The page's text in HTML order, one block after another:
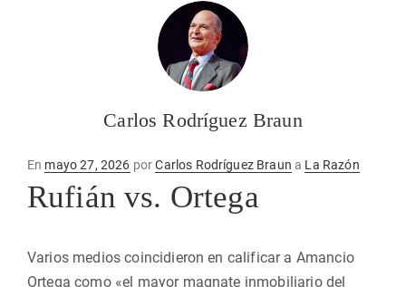
Carlos Rodríguez Braun
En Publicado
mayo 27, 2026 porCarlos Rodríguez Braun a La Razón
Rufián vs. Ortega
Varios medios coincidieron en calificar a Amancio
Ortega como «el mayor magnate inmobiliario del